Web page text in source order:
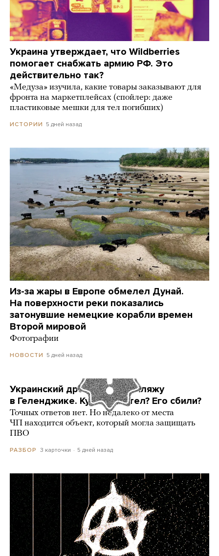
Украина утверждает, что Wildberries
помогает снабжать армию РФ. Это
действительно так?
«Медуза» изучила, какие товары заказывают для
фронта на маркетплейсах (спойлер: даже
пластиковые мешки для тел погибших)
ИСТОРИИ 5 дней назад
Из-за жары в Европе обмелел Дунай.
На поверхности реки показались
затонувшие немецкие корабли времен
Второй мировой
Фотографии
НОВОСТИ 5 дней назад
Украинский дрон попал по пляжу
в Геленджике. Куда он летел? Его сбили?
Точных ответов нет. Но недалеко от места
ЧП находится объект, который могла защищать
ПВО
РАЗБОР 3 карточки 5 дней назад